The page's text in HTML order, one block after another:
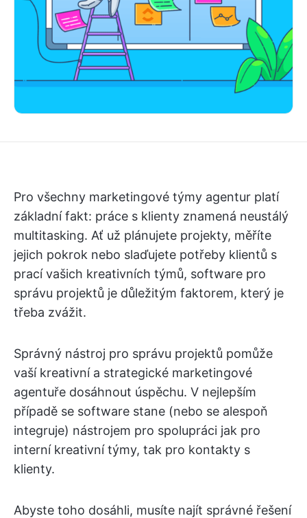
Pro všechny marketingové týmy agentur platí
základní fakt: práce s klienty znamená neustálý
multitasking. Ať už plánujete projekty, měříte
jejich pokrok nebo slaďujete potřeby klientů s
prací vašich kreativních týmů, software pro
správu projektů je důležitým faktorem, který je
třeba zvážit.
Správný nástroj pro správu projektů pomůže
vaší kreativní a strategické marketingové
agentuře dosáhnout úspěchu. V nejlepším
případě se software stane (nebo se alespoň
integruje) nástrojem pro spolupráci jak pro
interní kreativní týmy, tak pro kontakty s
klienty.
Abyste toho dosáhli, musíte najít správné řešení